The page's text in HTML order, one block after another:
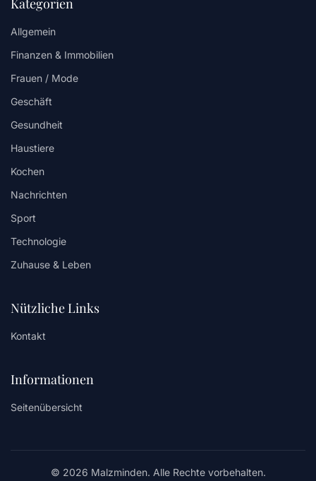
Kategorien
Allgemein
Finanzen & Immobilien
Frauen / Mode
Geschäft
Gesundheit
Haustiere
Kochen
Nachrichten
Sport
Technologie
Zuhause & Leben
Nützliche Links
Kontakt
Informationen
Seitenübersicht
© 2026 Malzminden. Alle Rechte vorbehalten.